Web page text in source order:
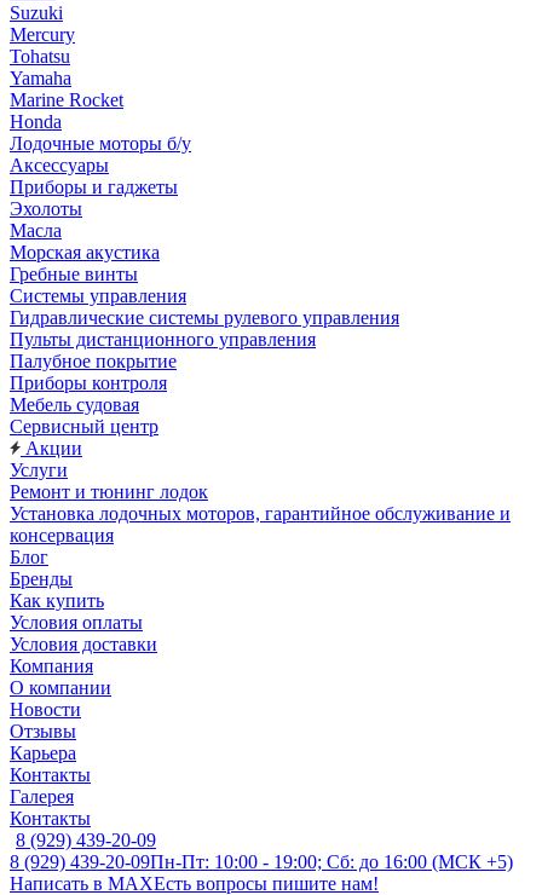
Suzuki
Mercury
Tohatsu
Yamaha
Marine Rocket
Honda
Лодочные моторы б/у
Аксессуары
Приборы и гаджеты
Эхолоты
Масла
Морская акустика
Гребные винты
Системы управления
Гидравлические системы рулевого управления
Пульты дистанционного управления
Палубное покрытие
Приборы контроля
Мебель судовая
Сервисный центр
Акции
Услуги
Ремонт и тюнинг лодок
Установка лодочных моторов, гарантийное обслуживание и
консервация
Блог
Бренды
Как купить
Условия оплаты
Условия доставки
Компания
О компании
Новости
Отзывы
Карьера
Контакты
Галерея
Контакты
8 (929) 439-20-09
8 (929) 439-20-09Пн-Пт: 10:00 - 19:00; Сб: до 16:00 (МСК +5)
Написать в MAXЕсть вопросы пишите нам!